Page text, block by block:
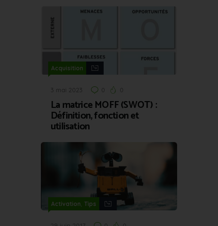
Acquisition
3 mai 2023 0 0
La matrice MOFF (SWOT) :
Définition, fonction et
utilisation
Activation, Tips